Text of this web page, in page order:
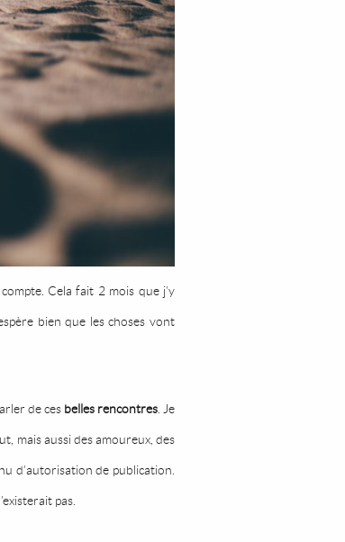
Cela fait 2 mois que j’y
bien que les choses vont
de ces belles rencontres . Je
mais aussi des amoureux, des
d’autorisation de publication.
pas.